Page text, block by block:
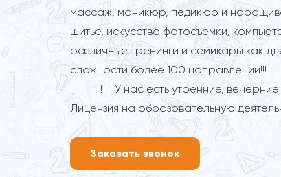
массаж, маникюр, педикюр и
шитье, искусство фотосъемки,
различные тренинги и семикары как
сложности более 100 направлений!!!
! ! ! У нас есть утренние, вечерние
Лицензия на образовательную
Заказать звонок